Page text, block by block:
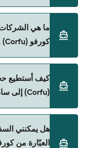
المباشرة باستخدام Direct Ferries Deal Finder.
ما هي الشركات
كورفو (Corfu) و سارانده (Saranda)؟
سارانده (Saranda). وهي:
Ionian Seaways
Ferries
كيف أستطيع
(Corfu) إلى سارانده (Saranda)؟
صفحة العروض
هل يمكنني